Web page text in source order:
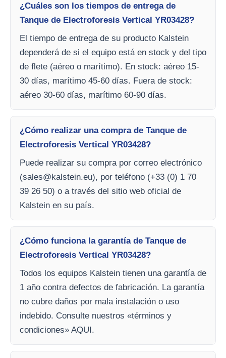
¿Cuáles son los tiempos de entrega de
Tanque de Electroforesis Vertical YR03428?
El tiempo de entrega de su producto Kalstein
dependerá de si el equipo está en stock y del tipo
de flete (aéreo o marítimo). En stock: aéreo 15-
30 días, marítimo 45-60 días. Fuera de stock:
aéreo 30-60 días, marítimo 60-90 días.
¿Cómo realizar una compra de Tanque de
Electroforesis Vertical YR03428?
Puede realizar su compra por correo electrónico
(sales@kalstein.eu), por teléfono (+33 (0) 1 70
39 26 50) o a través del sitio web oficial de
Kalstein en su país.
¿Cómo funciona la garantía de Tanque de
Electroforesis Vertical YR03428?
Todos los equipos Kalstein tienen una garantía de
1 año contra defectos de fabricación. La garantía
no cubre daños por mala instalación o uso
indebido. Consulte nuestros «términos y
condiciones» AQUI.